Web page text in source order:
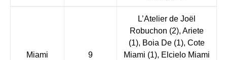
Miami 9
L’Atelier de Joël
Robuchon (2), Ariete
(1), Boia De (1), Cote
Miami (1), Elcielo Miami